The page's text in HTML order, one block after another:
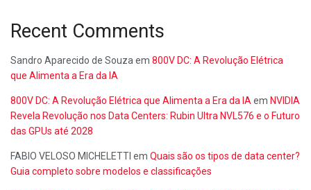
Recent Comments
Sandro Aparecido de Souzaem 800V DC: A Revolução Elétrica
que Alimenta a Era da IA
800V DC: A Revolução Elétrica que Alimenta a Era da IAem NVIDIA
Revela Revolução nos Data Centers: Rubin Ultra NVL576 e o Futuro
das GPUs até 2028
FABIO VELOSO MICHELETTI em Quais são os tipos de data center?
Guia completo sobre modelos e classificações